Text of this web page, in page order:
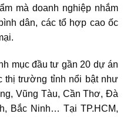
mà doanh nghiệp nhắm
dân, các tổ hợp cao ốc
mục đầu tư gần 20 dự án
thị trường tỉnh nổi bật như
Vũng Tàu, Cần Thơ, Đà
Bắc Ninh… Tại TP.HCM,